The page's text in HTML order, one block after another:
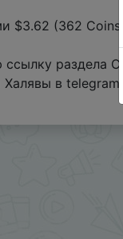
$3.62 (362
раздела
в telegram